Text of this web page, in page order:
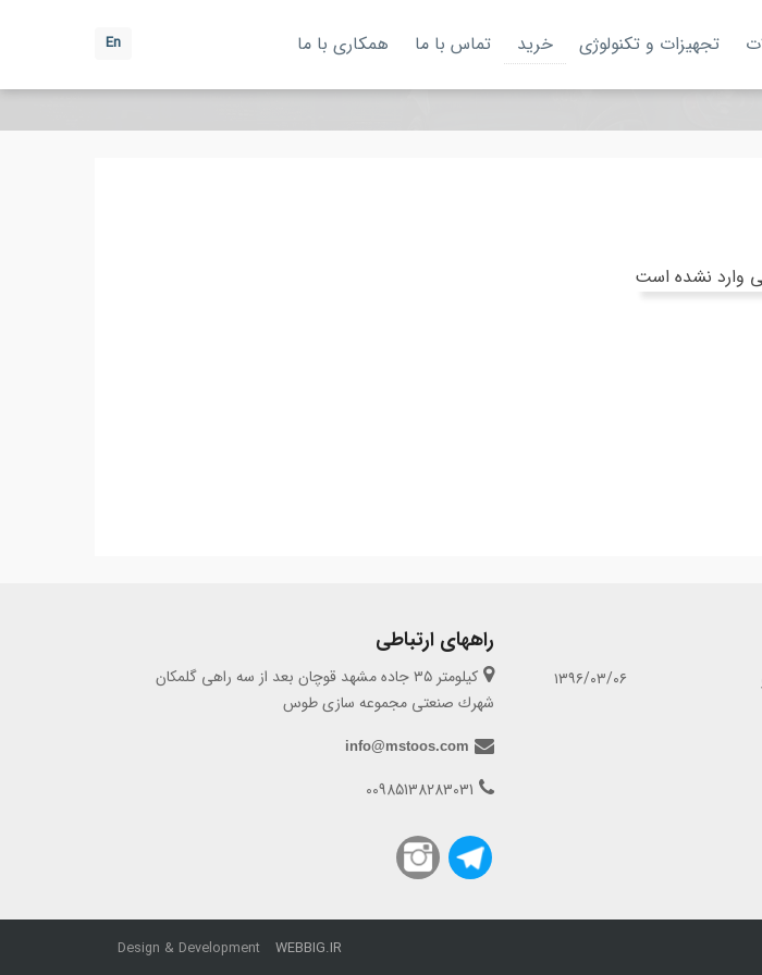
En تجهیزات و تکنولوژی خرید تماس با ما همکاری با ما
۱۳۹۶/۰۳/۰۶
راههای ارتباطی
كيلومتر ٣٥ جاده مشهد قوچان بعد از سه راهى گلمكان
شهرك صنعتى مجموعه سازى طوس
info@mstoos.com
00985138283031
Design & Development WEBBIG.IR